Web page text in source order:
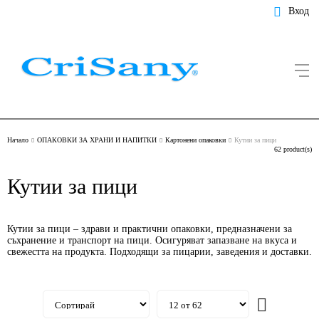
Вход
Начало ОПАКОВКИ ЗА ХРАНИ И НАПИТКИ Картонени опаковки
Кутии за пици
62 product(s)
Кутии за пици
Кутии за пици – здрави и практични опаковки, предназначени за
съхранение и транспорт на пици. Осигуряват запазване на вкуса и
свежестта на продукта. Подходящи за пицарии, заведения и доставки.